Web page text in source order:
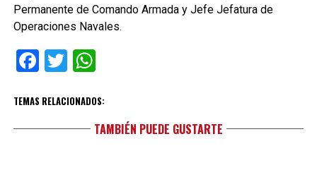
Permanente de Comando Armada y Jefe Jefatura de
Operaciones Navales.
Facebook
TwitterWhatsApp
TEMAS RELACIONADOS:
TAMBIÉN PUEDE GUSTARTE